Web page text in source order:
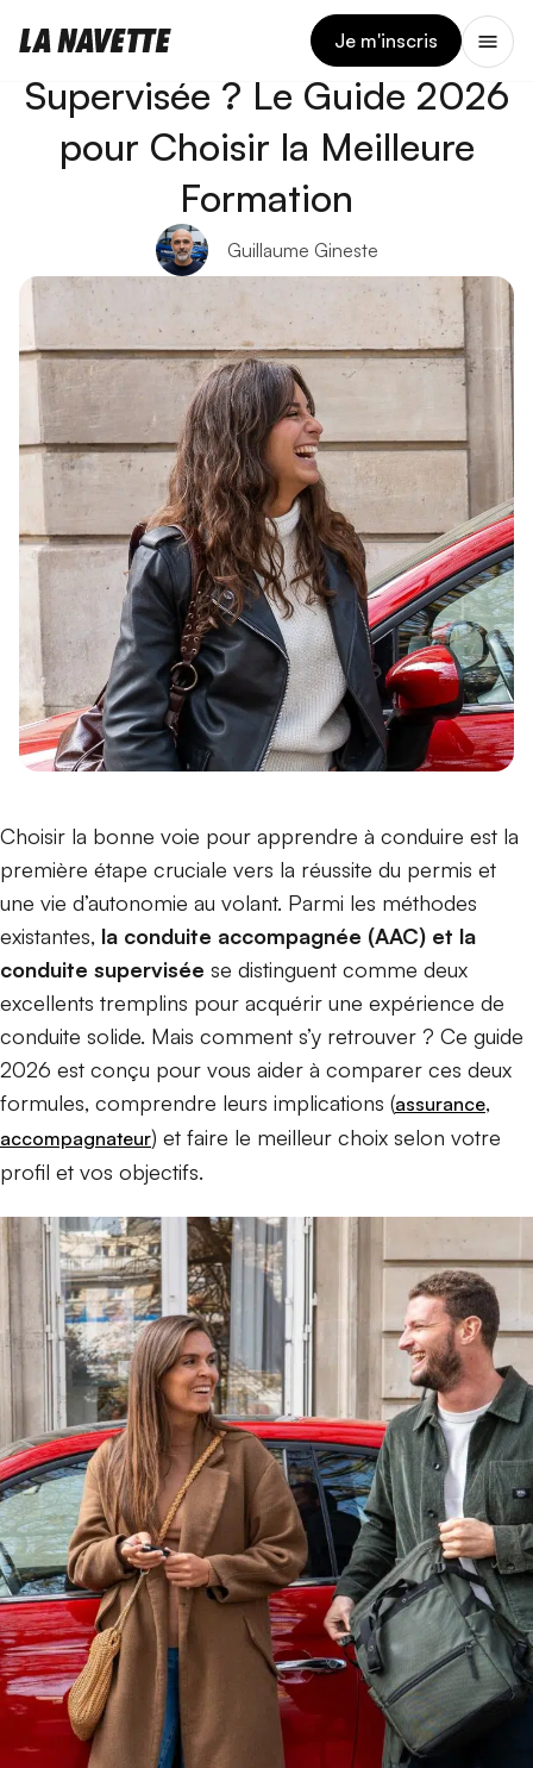
Je m'inscris
Conduite Accompagnée ou
Supervisée ? Le Guide 2026
pour Choisir la Meilleure
Formation
Guillaume Gineste
Choisir la bonne voie pour apprendre à conduire est la
première étape cruciale vers la réussite du permis et
une vie d’autonomie au volant. Parmi les méthodes
existantes, la conduite accompagnée (AAC) et la
conduite supervisée se distinguent comme deux
excellents tremplins pour acquérir une expérience de
conduite solide. Mais comment s’y retrouver ? Ce guide
2026 est conçu pour vous aider à comparer ces deux
formules, comprendre leurs implications (assurance,
accompagnateur) et faire le meilleur choix selon votre
profil et vos objectifs.